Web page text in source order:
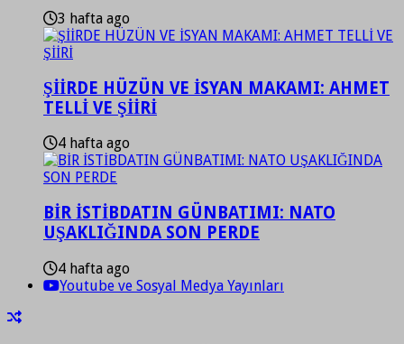
3 hafta ago
ŞİİRDE HÜZÜN VE İSYAN MAKAMI: AHMET
TELLİ VE ŞİİRİ
4 hafta ago
BİR İSTİBDATIN GÜNBATIMI: NATO
UŞAKLIĞINDA SON PERDE
4 hafta ago
Youtube ve Sosyal Medya Yayınları